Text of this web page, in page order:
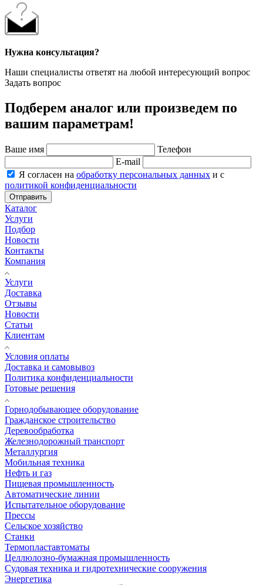
Нужна консультация?
Наши специалисты ответят на любой интересующий вопрос
Задать вопрос
Подберем аналог или произведем по
вашим параметрам!
Ваше имя
Телефон
E-mail
Я согласен на обработку персональных данных и с
политикой конфиденциальности
Отправить
Каталог
Услуги
Подбор
Новости
Контакты
Компания
Услуги
Доставка
Отзывы
Новости
Статьи
Клиентам
Условия оплаты
Доставка и самовывоз
Политика конфиденциальности
Готовые решения
Горнодобывающее оборудование
Гражданское строительство
Деревообработка
Железнодорожный транспорт
Металлургия
Мобильная техника
Нефть и газ
Пищевая промышленность
Автоматические линии
Испытательное оборудование
Прессы
Сельское хозяйство
Станки
Термопластавтоматы
Целлюлозно-бумажная промышленность
Судовая техника и гидротехнические сооружения
Энергетика